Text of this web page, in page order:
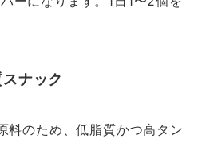
ナック
料のため、低脂質かつ高タン